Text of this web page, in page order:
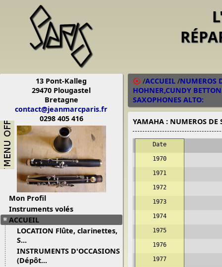
13 Pont-Kalleg
29470 Plougastel
Bretagne
contact@jeanmarcparis.fr
0298 405 416
Mon Profil
Instruments volés
ACCUEIL
LOCATION Flûte, clarinettes,
S...
INSTRUMENTS D'OCCASIONS
(Dépôt...
/ACCUEIL /NUMEROS
HOHNER,CUNDY
SAXOPHONES ALTO:
YAMAHA : NUMEROS DE
Date
1970
1971
1972
1973
1974
1975
1976
1977